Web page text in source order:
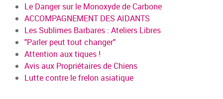
Le Danger sur le Monoxyde de Carbone
ACCOMPAGNEMENT DES AIDANTS
Les Sublimes Barbares : Ateliers Libres
"Parler peut tout changer"
Attention aux tiques !
Avis aux Propriétaires de Chiens
Lutte contre le frelon asiatique